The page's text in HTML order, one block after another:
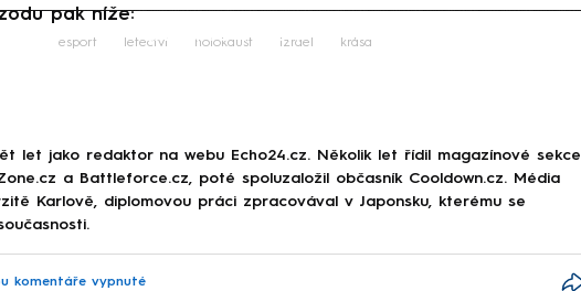
pak níže:
Failed to fetch
esport letectví holokaust Izrael krása
let jako redaktor na webu Echo24.cz. Několik let řídil magazínové sekce
a Battleforce.cz, poté spoluzaložil občasník Cooldown.cz. Média
Karlově, diplomovou práci zpracovával v Japonsku, kterému se
komentáře vypnuté